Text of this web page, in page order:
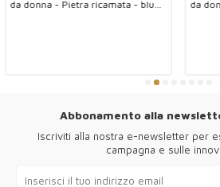
da donna - Pietra ricamata - blu
da
Abbonamento alla
Iscriviti alla nostra e-newsletter per
campagna e sulle